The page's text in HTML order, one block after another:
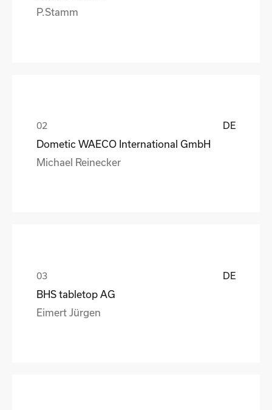
P.Stamm
DE
Dometic WAECO International GmbH
Michael Reinecker
DE
BHS tabletop AG
Eimert Jürgen